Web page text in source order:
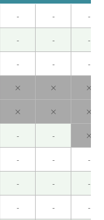
い不安ですw
想吃点冰凉的
身体，确实得注
性 )
思。我很期待下
手工茶。下次
- - -
- - -
- - -
× × ×
× × ×
- - ×
- - -
- - -
- - -